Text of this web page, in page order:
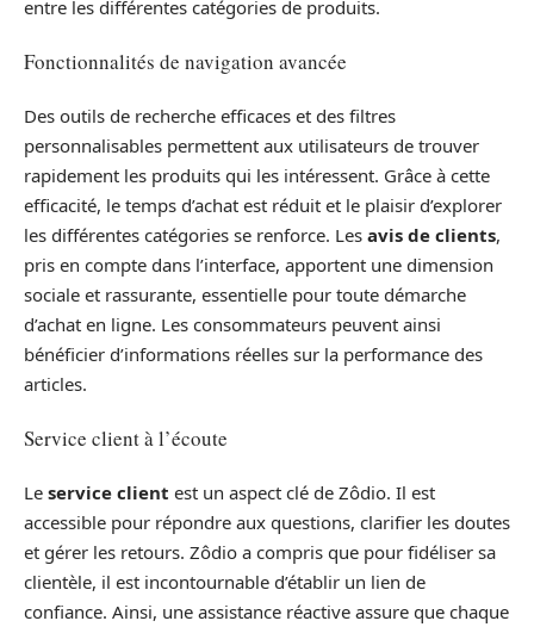
entre les différentes catégories de produits.
Fonctionnalités de navigation avancée
Des outils de recherche efficaces et des filtres
personnalisables permettent aux utilisateurs de trouver
rapidement les produits qui les intéressent. Grâce à cette
efficacité, le temps d’achat est réduit et le plaisir d’explorer
les différentes catégories se renforce. Les avis de clients,
pris en compte dans l’interface, apportent une dimension
sociale et rassurante, essentielle pour toute démarche
d’achat en ligne. Les consommateurs peuvent ainsi
bénéficier d’informations réelles sur la performance des
articles.
Service client à l’écoute
Le service client est un aspect clé de Zôdio. Il est
accessible pour répondre aux questions, clarifier les doutes
et gérer les retours. Zôdio a compris que pour fidéliser sa
clientèle, il est incontournable d’établir un lien de
confiance. Ainsi, une assistance réactive assure que chaque